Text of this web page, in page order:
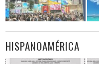
HISPANOAMÉRICA